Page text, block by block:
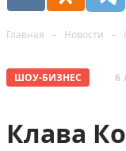
Главная Новости
ШОУ-БИЗНЕС 6
Клава